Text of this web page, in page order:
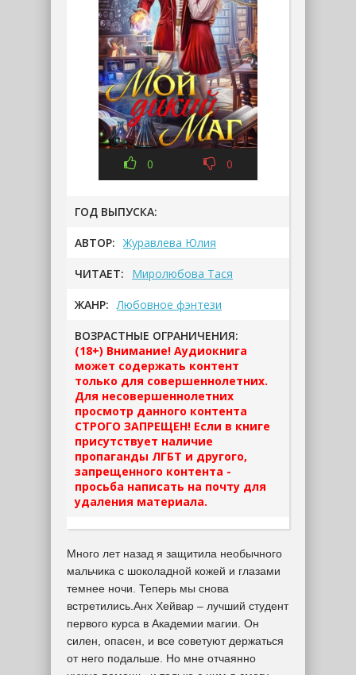
0 0
ГОД ВЫПУСКА:
АВТОР: Журавлева Юлия
ЧИТАЕТ: Миролюбова Тася
ЖАНР: Любовное фэнтези
ВОЗРАСТНЫЕ ОГРАНИЧЕНИЯ:
(18+) Внимание! Аудиокнига
может содержать контент
только для совершеннолетних.
Для несовершеннолетних
просмотр данного контента
СТРОГО ЗАПРЕЩЕН! Если в книге
присутствует наличие
пропаганды ЛГБТ и другого,
запрещенного контента -
просьба написать на почту для
удаления материала.
Много лет назад я защитила необычного
мальчика с шоколадной кожей и глазами
темнее ночи. Теперь мы снова
встретились.Анх Хейвар – лучший студент
первого курса в Академии магии. Он
силен, опасен, и все советуют держаться
от него подальше. Но мне отчаянно